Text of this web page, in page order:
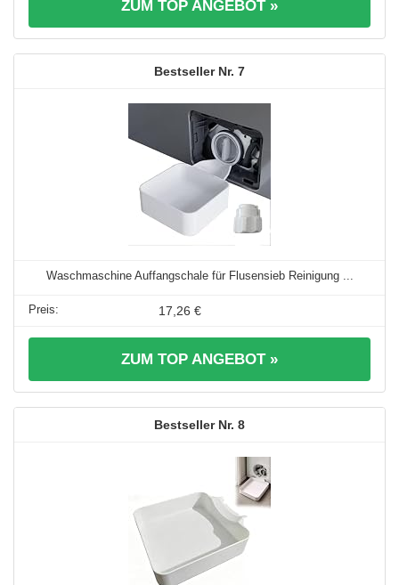
ZUM TOP ANGEBOT »
7
Waschmaschine Auffangschale für Flusensieb Reinigung ...
17,26 €
ZUM TOP ANGEBOT »
8